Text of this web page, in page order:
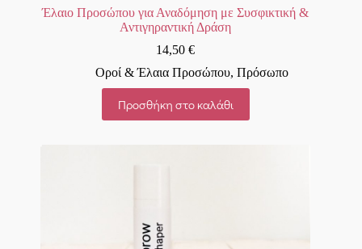
Έλαιο Προσώπου για Αναδόμηση με Συσφικτική &
Αντιγηραντική Δράση
14,50€
Οροί & Έλαια Προσώπου, Πρόσωπο
Προσθήκη στο καλάθι